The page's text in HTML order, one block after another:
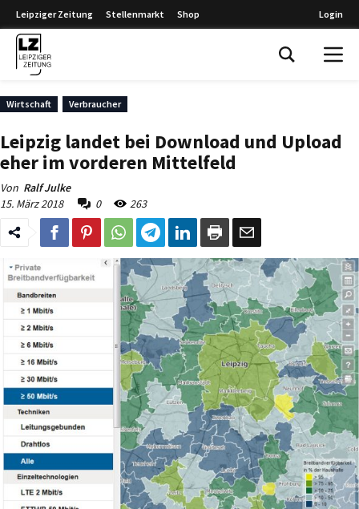
Leipziger Zeitung Stellenmarkt Shop Login
Wirtschaft Verbraucher
Leipzig landet bei Download und Upload
eher im vorderen Mittelfeld
Von Ralf Julke
15. März 2018
0 263